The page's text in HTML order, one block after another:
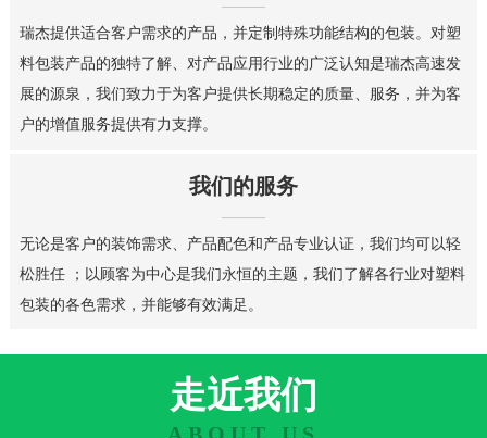
瑞杰提供适合客户需求的产品，并定制特殊功能结构的包装。对塑
料包装产品的独特了解、对产品应用行业的广泛认知是瑞杰高速发
展的源泉，我们致力于为客户提供长期稳定的质量、服务，并为客
户的增值服务提供有力支撑。
我们的服务
无论是客户的装饰需求、产品配色和产品专业认证，我们均可以轻
松胜任 ；以顾客为中心是我们永恒的主题，我们了解各行业对塑料
包装的各色需求，并能够有效满足。
走近我们